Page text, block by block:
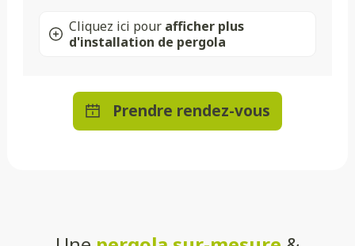
Cliquez ici pour afficher plus
d'installation de pergola
Prendre rendez-vous